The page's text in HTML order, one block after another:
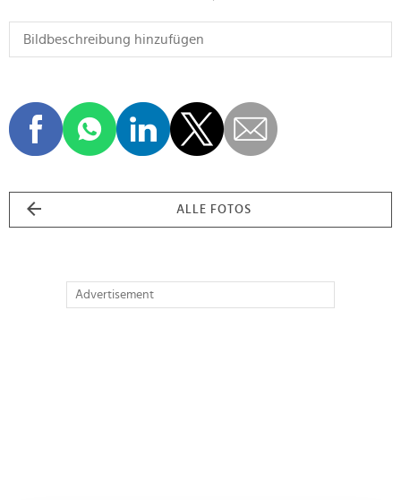
ALLE FOTOS
Advertisement